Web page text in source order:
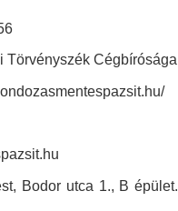
Törvényszék Cégbírósága
Bodor utca 1., B épület.